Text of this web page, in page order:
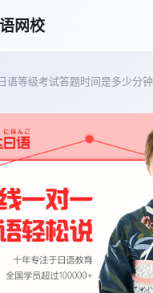
网校
语等级考试答题时间是多少分钟